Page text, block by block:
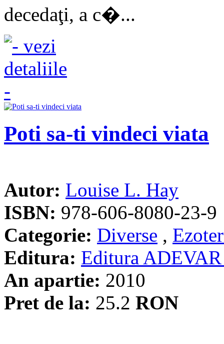
decedaţi, a c�...
Poti sa-ti vindeci viata
Autor: Louise L. Hay
ISBN: 978-606-8080-23-9
Categorie: Diverse ,
Editura: Editura
An apartie: 2010
Pret de la: 25.2 RON